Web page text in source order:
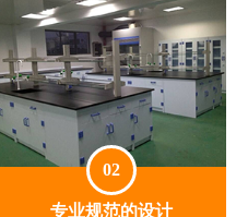
02
专业规范的设计